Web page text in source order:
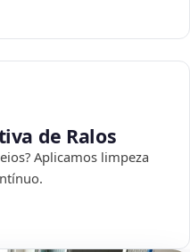
de Ralos
Aplicamos limpeza